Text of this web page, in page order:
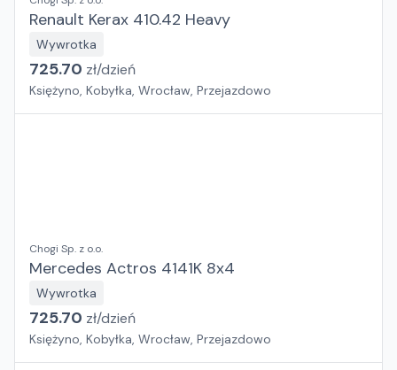
Renault Kerax 410.42 Heavy
Wywrotka
725.70 zł/dzień
Księżyno, Kobyłka, Wrocław, Przejazdowo
Chogi Sp. z o.o.
Mercedes Actros 4141K 8x4
Wywrotka
725.70 zł/dzień
Księżyno, Kobyłka, Wrocław, Przejazdowo